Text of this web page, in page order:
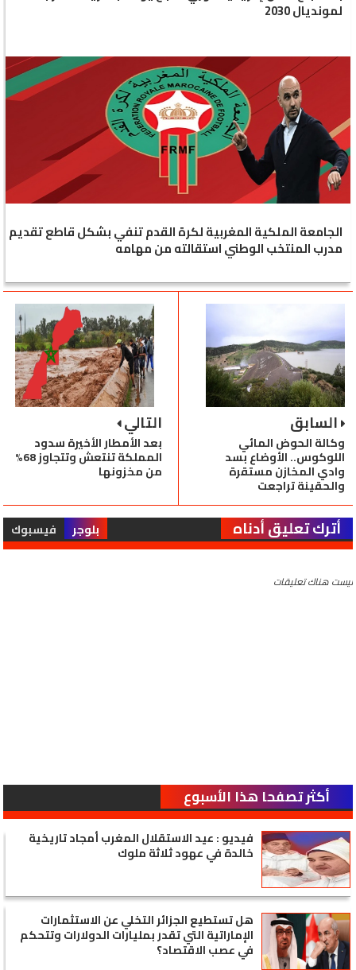
لمونديال 2030
الجامعة الملكية المغربية لكرة القدم تنفي بشكل قاطع تقديم
مدرب المنتخب الوطني استقالته من مهامه
التالي
بعد الأمطار الأخيرة سدود
المملكة تنتعش وتتجاوز 68%
من مخزونها
السابق
وكالة الحوض المائي
اللوكوس.. الأوضاع بسد
وادي المخازن مستقرة
والحقينة تراجعت
أترك تعليق أدناه بلوجر فيسبوك
ليست هناك تعليقات
أكثر تصفحا هذا الأسبوع
فيديو : عيد الاستقلال المغرب أمجاد تاريخية
خالدة في عهود ثلاثة ملوك
هل تستطيع الجزائر التخلي عن الاستثمارات
الإماراتية التي تقدر بمليارات الدولارات وتتحكم
في عصب الاقتصاد؟